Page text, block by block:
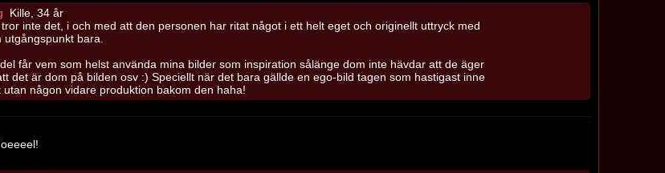
Kille, 34 år
inte det, i och med att den personen har ritat något i ett helt eget och originellt uttryck med
utgångspunkt bara.
får vem som helst använda mina bilder som inspiration sålänge dom inte hävdar att de äger
det är dom på bilden osv :) Speciellt när det bara gällde en ego-bild tagen som hastigast inne
utan någon vidare produktion bakom den haha!